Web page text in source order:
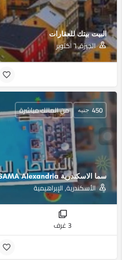
البيت بيتك للعقارات
الجيزة, ٦ اكتوبر
سما الاسكندرية SAMA Alexandria
الأسكندرية, الإبراهيمية
450 جنيه من المالك مباشرة
3 غرف